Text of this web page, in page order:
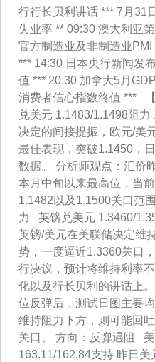
行行长贝利讲话 *** 7月31
失业率 ** 09:30 澳大利亚
官方制造业及非制造业
*** 14:30 日本央行新闻发
值 *** 20:30 加拿大5月
消费者信心指数终值 ***
兑美元 1.1483/1.1498阻
决定的间接提振，欧元/美
最佳表现，突破1.1450，
数据。 分析师观点：汇价
本月中旬以来最高位，当
1.1482以及1.1500关口范
力 英镑兑美元 1.3460/
英镑/美元在美联储决定维
势，一度逼近1.3360关口
行决议，预计将维持利率
化以及行长贝利的讲话上
位反弹后，测试日图主要
维持阻力下方，则可能回
关口。 方向：反弹遇阻
163.11/162.84支持 昨日